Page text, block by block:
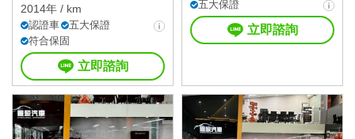
2014年 / km
認證車
五大保證
符合保固
立即諮詢
五大保證
立即諮詢